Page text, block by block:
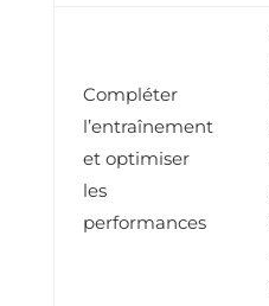
Compléter
l’entraînement
et optimiser
les
performances